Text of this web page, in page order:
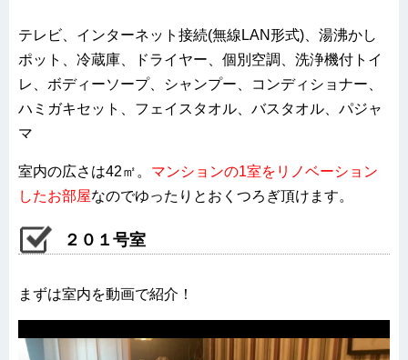
テレビ、インターネット接続(無線LAN形式)、湯沸かし
ポット、冷蔵庫、ドライヤー、個別空調、洗浄機付トイ
レ、ボディーソープ、シャンプー、コンディショナー、
ハミガキセット、フェイスタオル、バスタオル、パジャ
マ
室内の広さは42㎡。 マンションの1室をリノベーション
したお部屋なのでゆったりとおくつろぎ頂けます。
２０１号室
まずは室内を動画で紹介！